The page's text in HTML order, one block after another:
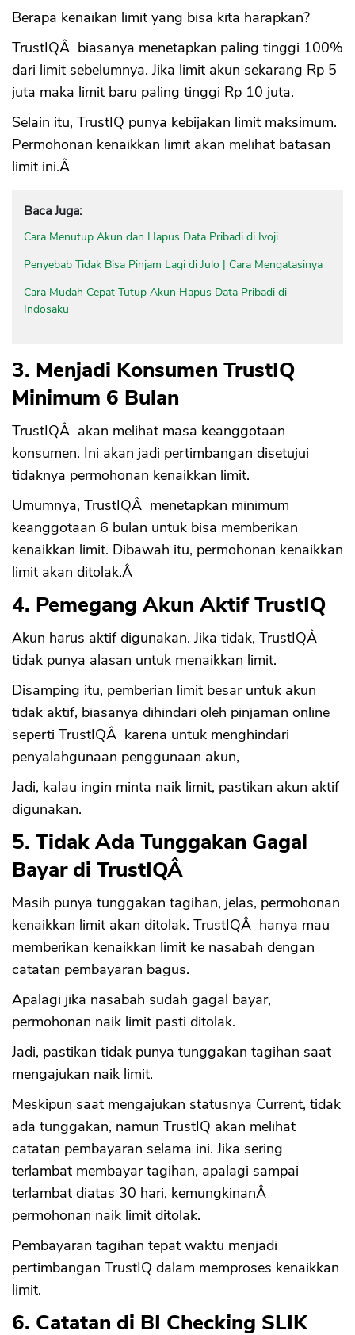
Berapa kenaikan limit yang bisa kita harapkan?
TrustIQÂ biasanya menetapkan paling tinggi 100%
dari limit sebelumnya. Jika limit akun sekarang Rp 5
juta maka limit baru paling tinggi Rp 10 juta.
Selain itu, TrustIQ punya kebijakan limit maksimum.
Permohonan kenaikkan limit akan melihat batasan
limit ini.Â
Baca Juga:
Cara Menutup Akun dan Hapus Data Pribadi di Ivoji
Penyebab Tidak Bisa Pinjam Lagi di Julo | Cara Mengatasinya
Cara Mudah Cepat Tutup Akun Hapus Data Pribadi di
Indosaku
3. Menjadi Konsumen TrustIQ
Minimum 6 Bulan
TrustIQÂ akan melihat masa keanggotaan
konsumen. Ini akan jadi pertimbangan disetujui
tidaknya permohonan kenaikkan limit.
Umumnya, TrustIQÂ menetapkan minimum
keanggotaan 6 bulan untuk bisa memberikan
kenaikkan limit. Dibawah itu, permohonan kenaikkan
limit akan ditolak.Â
4. Pemegang Akun Aktif TrustIQ
Akun harus aktif digunakan. Jika tidak, TrustIQÂ
tidak punya alasan untuk menaikkan limit.
Disamping itu, pemberian limit besar untuk akun
tidak aktif, biasanya dihindari oleh pinjaman online
seperti TrustIQÂ karena untuk menghindari
penyalahgunaan penggunaan akun,
Jadi, kalau ingin minta naik limit, pastikan akun aktif
digunakan.
5. Tidak Ada Tunggakan Gagal
Bayar di TrustIQÂ
Masih punya tunggakan tagihan, jelas, permohonan
kenaikkan limit akan ditolak. TrustIQÂ hanya mau
memberikan kenaikkan limit ke nasabah dengan
catatan pembayaran bagus.
Apalagi jika nasabah sudah gagal bayar,
permohonan naik limit pasti ditolak.
Jadi, pastikan tidak punya tunggakan tagihan saat
mengajukan naik limit.
Meskipun saat mengajukan statusnya Current, tidak
ada tunggakan, namun TrustIQ akan melihat
catatan pembayaran selama ini. Jika sering
terlambat membayar tagihan, apalagi sampai
terlambat diatas 30 hari, kemungkinanÂ
permohonan naik limit ditolak.
Pembayaran tagihan tepat waktu menjadi
pertimbangan TrustIQ dalam memproses kenaikkan
limit.
6. Catatan di BI Checking SLIK